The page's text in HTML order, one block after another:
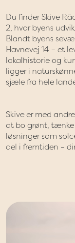
Du finder Skive
2, hvor byens
Blandt byens
Havnevej 14 – et
lokalhistorie og
ligger i
sjæle fra hele
Skive er med
at bo grønt,
løsninger som
del i fremtiden –